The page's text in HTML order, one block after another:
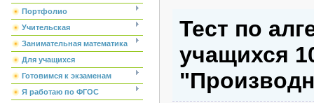
Портфолио
Учительская
Занимательная математика
Для учащихся
Готовимся к экзаменам
Я работаю по ФГОС
Тест по
учащихся